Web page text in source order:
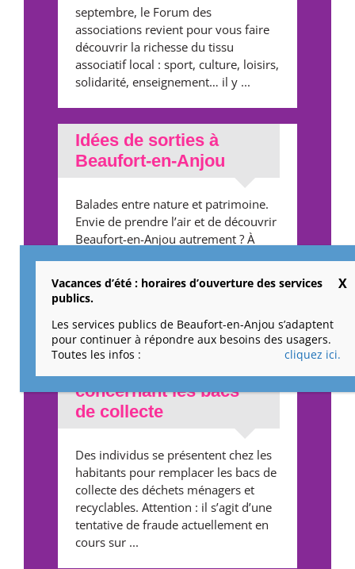
septembre, le Forum des
associations revient pour vous faire
découvrir la richesse du tissu
associatif local : sport, culture, loisirs,
solidarité, enseignement… il y ...
Idées de sorties à
Beaufort-en-Anjou
Balades entre nature et patrimoine.
Envie de prendre l’air et de découvrir
Beaufort-en-Anjou autrement ? À
richesse ...
Alerte – Démarchage
concernant les bacs
de collecte
Des individus se présentent chez les
habitants pour remplacer les bacs de
collecte des déchets ménagers et
recyclables. Attention : il s’agit d’une
tentative de fraude actuellement en
cours sur ...
Vacances d’été : horaires d’ouverture des services
publics.
Les services publics de Beaufort-en-Anjou s’adaptent
pour continuer à répondre aux besoins des usagers.
Toutes les infos :
cliquez ici.